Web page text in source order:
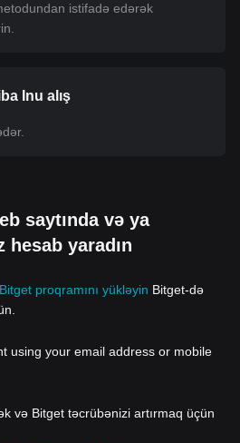
istifadə edərək
Inu alış
saytında və ya
hesab yaradın
Bitget proqramını yükləyin Bitget-də
using your email address or mobile
və Bitget təcrübənizi artırmaq üçün